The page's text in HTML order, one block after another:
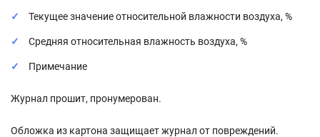
Текущее значение относительной влажности воздуха, %
Средняя относительная влажность воздуха, %
Примечание
Журнал прошит, пронумерован.
Обложка из картона защищает журнал от повреждений.